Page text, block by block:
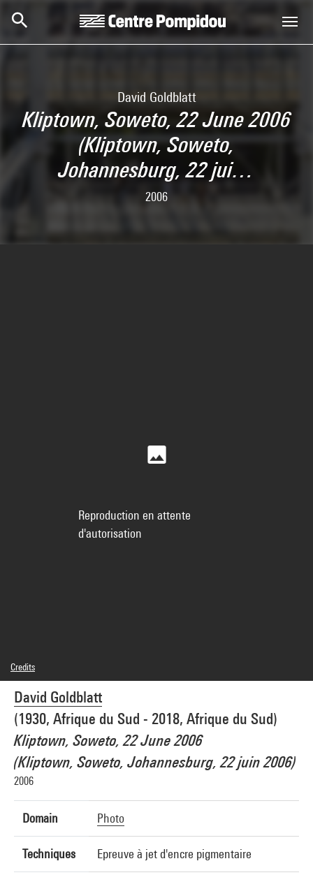
David Goldblatt
Kliptown, Soweto, 22 June 2006
(Kliptown, Soweto,
Johannesburg, 22 jui…
2006
David Goldblatt
(1930, Afrique du Sud - 2018, Afrique du Sud)
Kliptown, Soweto, 22 June 2006
(Kliptown, Soweto, Johannesburg, 22 juin 2006)
2006
Domain Photo
Techniques Epreuve à jet d'encre pigmentaire
Reproduction en attente
d'autorisation
Credits
© David Goldblatt
Photo credits : Centre Pompidou, MNAM-CCI/Philippe Migeat/Dist. GrandPalaisRmn
Image reference : 4N93606
Image presentation :GrandPalaisRmnPhoto